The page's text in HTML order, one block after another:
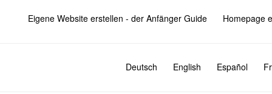
Eigene Website erstellen - der Anfänger Guide Homepage
Deutsch English Español